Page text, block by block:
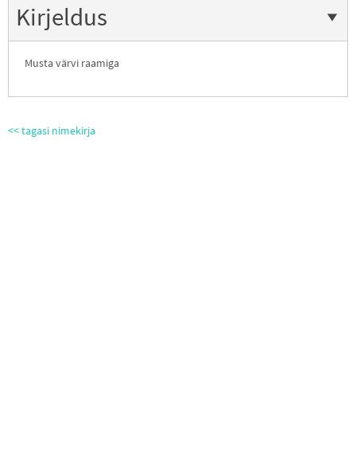
Kirjeldus
Musta värvi raamiga
<< tagasi nimekirja